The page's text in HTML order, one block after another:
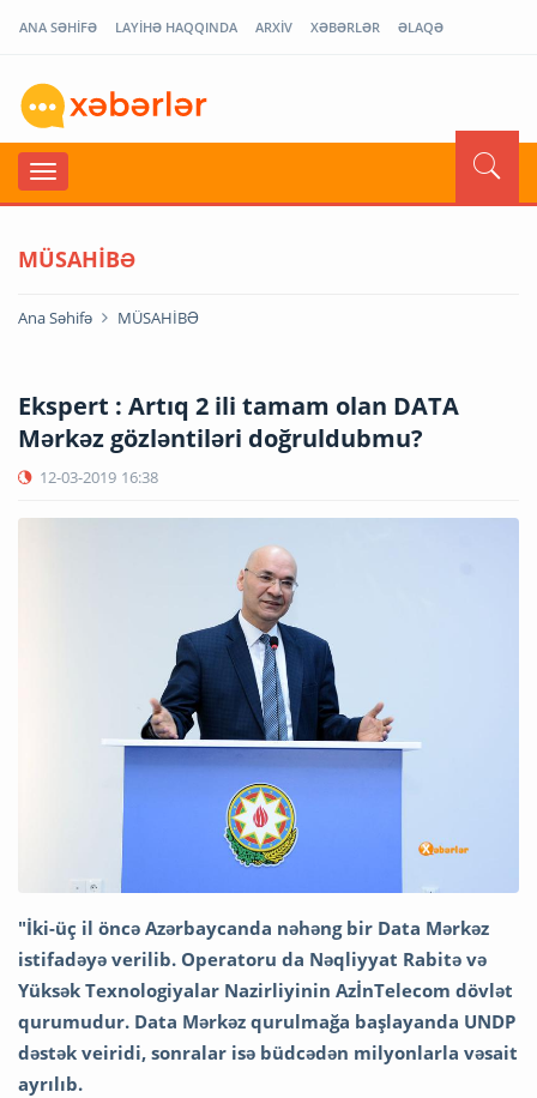
ANA SƏHİFƏ LAYİHƏ HAQQINDA ARXİV XƏBƏRLƏR ƏLAQƏ
MÜSAHİBƏ
Ana Səhifə MÜSAHİBƏ
Ekspert : Artıq 2 ili tamam olan DATA
Mərkəz gözləntiləri doğruldubmu?
12-03-2019 16:38
"İki-üç il öncə Azərbaycanda nəhəng bir Data Mərkəz
istifadəyə verilib. Operatoru da Nəqliyyat Rabitə və
Yüksək Texnologiyalar Nazirliyinin AzİnTelecom dövlət
qurumudur. Data Mərkəz qurulmağa başlayanda UNDP
dəstək veiridi, sonralar isə büdcədən milyonlarla vəsait
ayrılıb.